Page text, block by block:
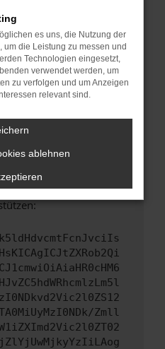
Browser und dein
neuesten Stand
nicht nur ein
kann auch dazu
Funktionen nicht mehr
Wir werden
zu beheben. Du kannst
um uns bei der
Zmll
es uns, die Nutzung der
die Leistung zu messen und
Technologien eingesetzt,
verwendet werden, um
zu verfolgen und um Anzeigen
relevant sind.
ablehnen